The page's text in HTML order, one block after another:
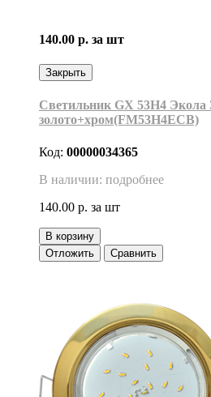
140.00 р. за шт
Закрыть
Светильник GX 53H4 Экола
золото+хром(FM53H4ECB)
Код: 00000034365
В наличии: подробнее
140.00 р. за шт
В корзину
Отложить
Сравнить